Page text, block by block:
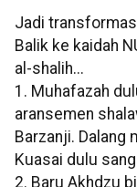
Jadi
Balik ke kaidah
al-shalih...
1. Muhafazah
aransemen
Barzanji. Dalang
Kuasai dulu
2. Baru Akhdzu